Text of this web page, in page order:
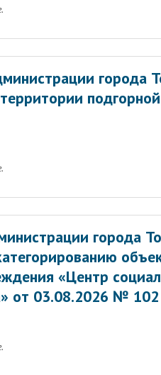
города
города
«Центр
от 03.08.2026 № 102